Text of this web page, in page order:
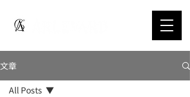
文章
All Posts